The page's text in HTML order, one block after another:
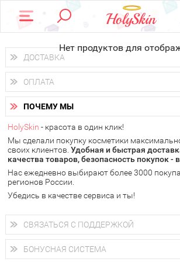
Нет продуктов для
ДОСТАВКА
Доставка осуществляетсяпо всем городам
Вы можете выбрать доставку курьером,
получить заказ в пунктах выдачи PickPoint
самовывоза.
В 20 городах России доставка
следующий день.
у Вас всегда есть возможность получить
доставку от HolySkin.
подробнее об условиях доставки и
ОПЛАТА
Вы можете оплатить свой заказ любым
наличными деньгами (
через интернет-банк (Альфа-банк,
электронными способами.
ПОЧЕМУ МЫ
HolySkin - красота в один клик!
Мы сделали покупку косметики
своих клиентов. Удобная и быстрая
качества товаров, безопасность покупок -
Нас ежедневно выбирают более 3000
регионов России.
Убедись в качестве сервиса и ты!
СВЯЗАТЬСЯ С ПОДДЕРЖКОЙ
+7 (800) 707-24-55
Мы будем рады ответить на все Ваши
магазина, проконсультировать по товарам,
БОНУСНАЯ СИСТЕМА